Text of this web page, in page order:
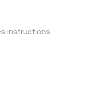
instructions